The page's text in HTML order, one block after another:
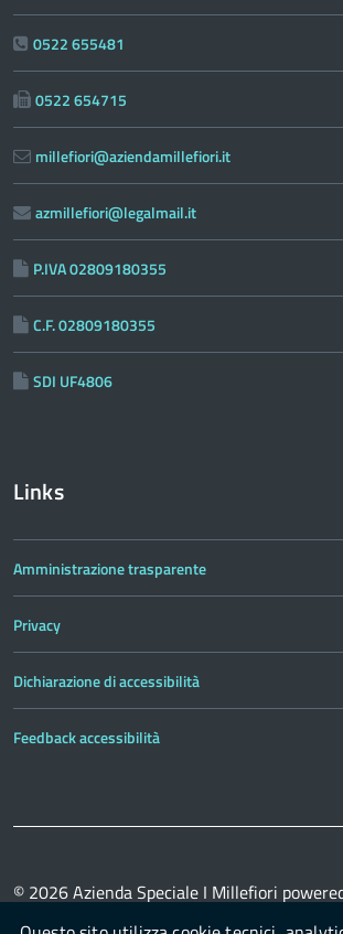
0522 655481
0522 654715
millefiori@aziendamillefiori.it
azmillefiori@legalmail.it
P.IVA 02809180355
C.F. 02809180355
SDI UF4806
Links
Amministrazione trasparente
Privacy
Dichiarazione di accessibilità
Feedback accessibilità
© 2026Azienda Speciale I Millefiori